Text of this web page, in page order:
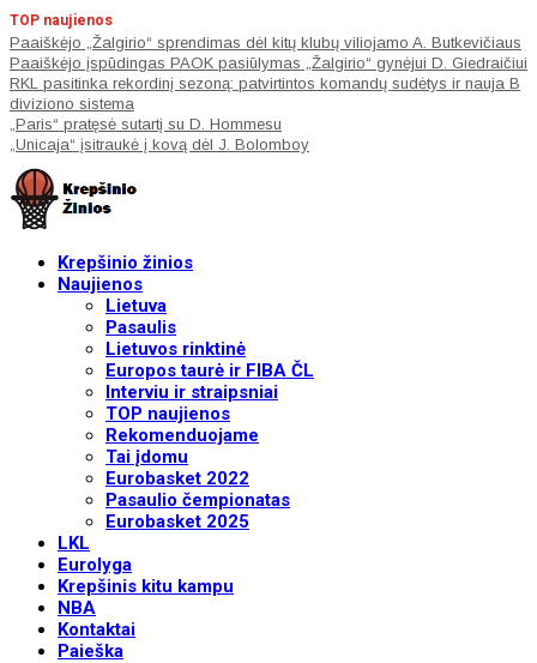
TOP naujienos
Paaiškėjo „Žalgirio“ sprendimas dėl kitų klubų viliojamo A. Butkevičiaus
Paaiškėjo įspūdingas PAOK pasiūlymas „Žalgirio“ gynėjui D. Giedraičiui
RKL pasitinka rekordinį sezoną: patvirtintos komandų sudėtys ir nauja B
diviziono sistema
„Paris“ pratęsė sutartį su D. Hommesu
„Unicaja“ įsitraukė į kovą dėl J. Bolomboy
Krepšinio žinios
Naujienos
Lietuva
Pasaulis
Lietuvos rinktinė
Europos taurė ir FIBA ČL
Interviu ir straipsniai
TOP naujienos
Rekomenduojame
Tai įdomu
Eurobasket 2022
Pasaulio čempionatas
Eurobasket 2025
LKL
Eurolyga
Krepšinis kitu kampu
NBA
Kontaktai
Paieška